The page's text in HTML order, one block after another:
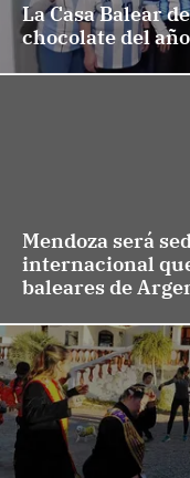
La Casa Balear
chocolate del año
Mendoza será
internacional
baleares de